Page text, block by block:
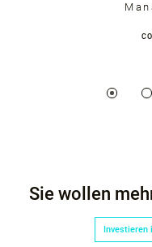
Sie wollen
Investieren